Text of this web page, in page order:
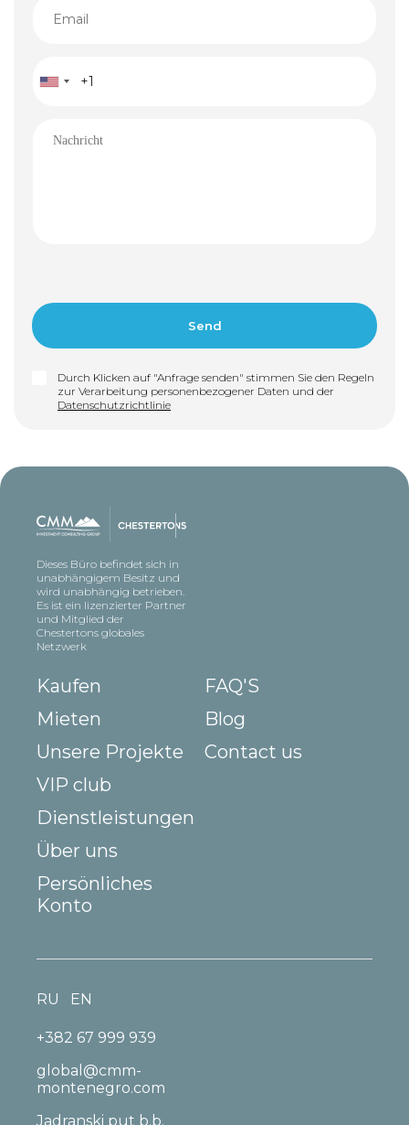
Durch Klicken auf "Anfrage senden" stimmen Sie den Regeln
zur Verarbeitung personenbezogener Daten und der
Datenschutzrichtlinie
Dieses Büro befindet sich in
unabhängigem Besitz und
wird unabhängig betrieben.
Es ist ein lizenzierter Partner
und Mitglied der
Chestertons globales
Netzwerk
Kaufen
Mieten
Unsere Projekte
VIP club
Dienstleistungen
Über uns
FAQ'S
Blog
Contact us
Persönliches
Konto
+382 67 999 939
global@cmm-
montenegro.com
Jadranski put b.b.
RU EN